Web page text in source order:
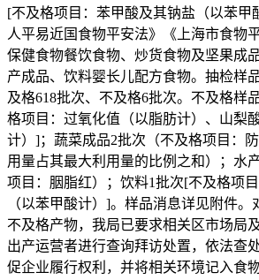
[不及格项目：苯甲酸及其钠盐（以苯甲
人平易近国食物平安法》《上海市食物
保健食物餐饮食物、炒货食物及坚果成
产成品、饮料婴长儿配方食物。抽检样
及格618批次、不及格6批次。不及格样
格项目：过氧化值（以脂肪计）、山梨
计）]；蔬菜成品2批次（不及格项目：
用量占其最大利用量的比例之和）；水
项目：胭脂红）；饮料1批次[不及格项
（以苯甲酸计）]。样品消息详见附件。
不及格产物，我局已要求相关区市场局
出产运营者进行查询拜访处置，依法查
促企业履行权利，并将相关环境记入食